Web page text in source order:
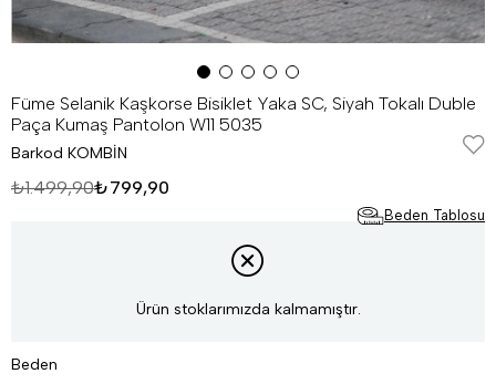
Füme Selanik Kaşkorse Bisiklet Yaka SC, Siyah Tokalı Duble
Paça Kumaş Pantolon W11 5035
Barkod KOMBİN
₺1.499,90₺799,90
Beden Tablosu
Ürün stoklarımızda kalmamıştır.
Beden